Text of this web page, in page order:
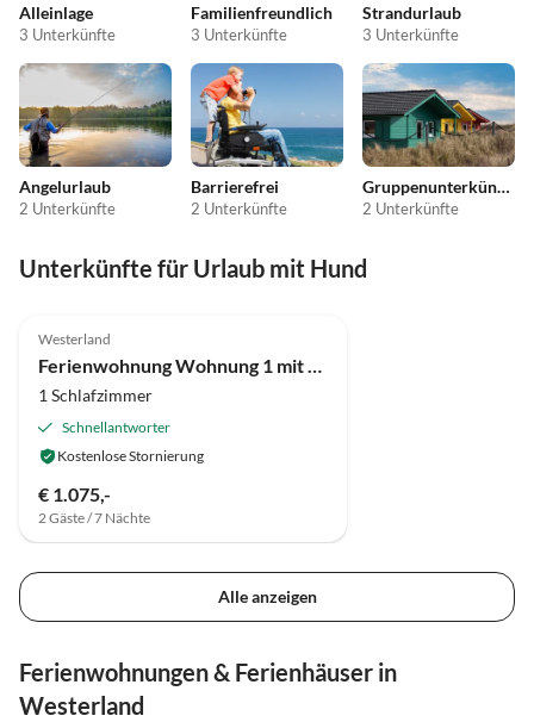
Alleinlage
3 Unterkünfte
Familienfreundlich
3 Unterkünfte
Strandurlaub
3 Unterkünfte
Angelurlaub
2 Unterkünfte
Barrierefrei
2 Unterkünfte
Gruppenunterkünfte
2 Unterkünfte
Unterkünfte für Urlaub mit Hund
Westerland
Ferienwohnung Wohnung 1 mit 1 Schlafraum & Terrasse
1 Schlafzimmer
Schnellantworter
Kostenlose Stornierung
€ 1.075,-
2 Gäste / 7 Nächte
Alle anzeigen
Ferienwohnungen & Ferienhäuser in
Westerland